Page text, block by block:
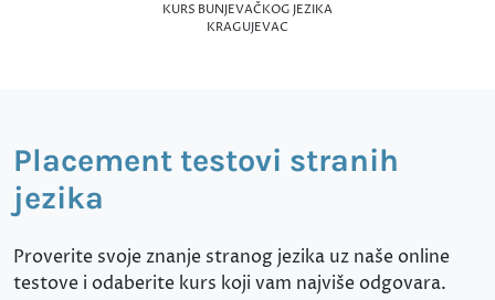
KURS BUNJEVAČKOG JEZIKA
KRAGUJEVAC
Placement testovi stranih
jezika
Proverite svoje znanje stranog jezika uz naše online
testove i odaberite kurs koji vam najviše odgovara.